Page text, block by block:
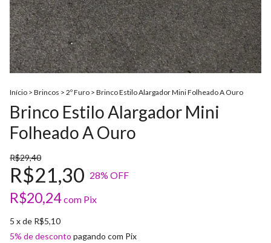
Início > Brincos > 2º Furo > Brinco Estilo Alargador Mini Folheado A Ouro
Brinco Estilo Alargador Mini
Folheado A Ouro
R$29,40
R$21,30 28% OFF
R$20,24com Pix
5 x de R$5,10
5% de desconto pagando com Pix